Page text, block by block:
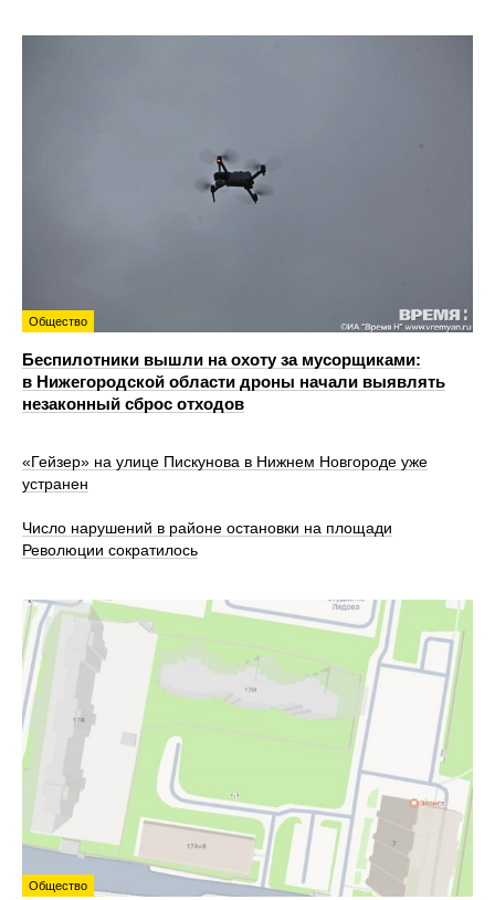
Общество
Беспилотники вышли на охоту за мусорщиками:
в Нижегородской области дроны начали выявлять
незаконный сброс отходов
«Гейзер» на улице Пискунова в Нижнем Новгороде уже
устранен
Число нарушений в районе остановки на площади
Революции сократилось
Общество